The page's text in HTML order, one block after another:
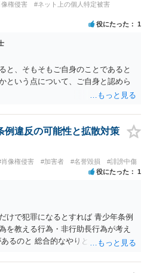
申出時の即時非公開化、未購入映像
あります。実際の画面、照合ロジッ
よいでしょう。
像権侵害
#ネット上の個人特定被害
役にたった 1
と、そもそもご自身のことであると
という点について、ご自身と認めら
違反の可能性と拡散対策
肖像権侵害 #加害者 #名誉毀損 #誹謗中傷
役にたった 1
けで犯罪になるとすれば 青少年条例
を教える行為・非行助長行為が考え
るのと 総合的なやりとりの内容で判